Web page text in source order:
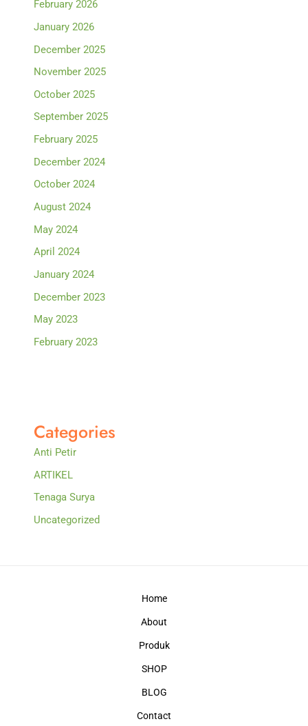
February 2026
January 2026
December 2025
November 2025
October 2025
September 2025
February 2025
December 2024
October 2024
August 2024
May 2024
April 2024
January 2024
December 2023
May 2023
February 2023
Categories
Anti Petir
ARTIKEL
Tenaga Surya
Uncategorized
Home
About
Produk
SHOP
BLOG
Contact